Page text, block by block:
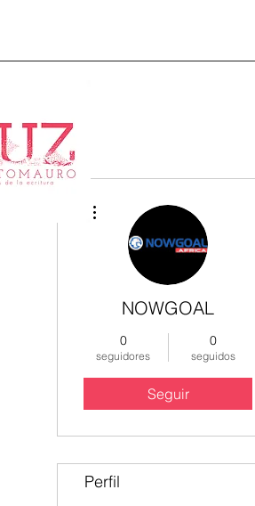
NOWGOAL
0
seguidores
0
seguidos
Seguir
Perfil